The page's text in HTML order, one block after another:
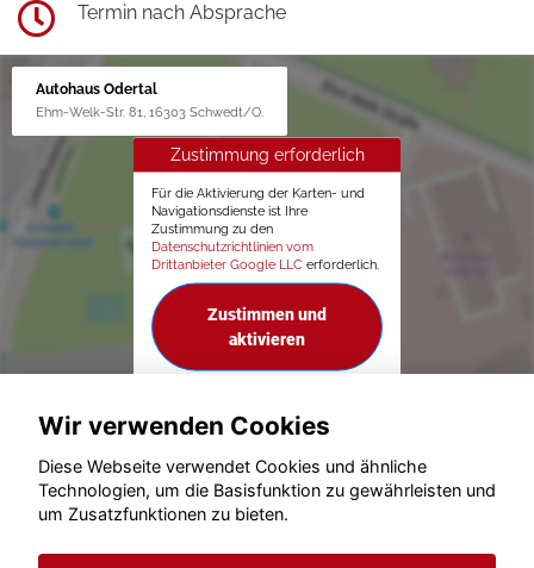
Termin nach Absprache
Autohaus Odertal
Ehm-Welk-Str. 81, 16303 Schwedt/O.
Zustimmung erforderlich
Für die Aktivierung der Karten- und
Navigationsdienste ist Ihre
Zustimmung zu den
Datenschutzrichtlinien vom
Drittanbieter Google LLC erforderlich.
Zustimmen und
aktivieren
© konjunkturmotor.de GmbH 2020 - 2026
Wir verwenden Cookies
Diese Webseite verwendet Cookies und ähnliche
Technologien, um die Basisfunktion zu gewährleisten und
um Zusatzfunktionen zu bieten.